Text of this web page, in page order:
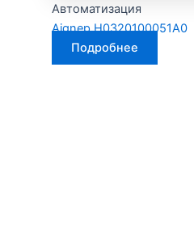
Автоматизация
Aignep H0320100051A0
Подробнее